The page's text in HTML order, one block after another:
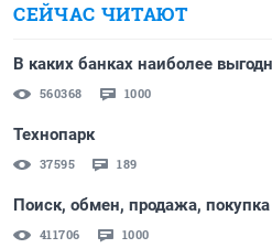
СЕЙЧАС ЧИТАЮТ
В каких банках наиболее
560368 1000
Технопарк
37595 189
Поиск, обмен, продажа,
411706 1000